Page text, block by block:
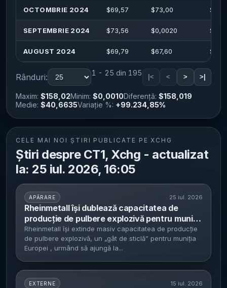
OCTOMBRIE 2024 $69,57 $73,00 $
SEPTEMBRIE 2024 $73,56 $0,0020 $
AUGUST 2024 $69,79 $67,60 $
Rânduri: 1 - 25 din 195 |< < > >|
Maxim: $158,02Minim: $0,0010Diferență: $158,019
Medie: $40,6635Variație %: +99.234,85%
CELE MAI NOI ȘTIRI PUBLICATE PE XCHG
Știri despre CT1, Xchg - actualizat
la: 25 iul. 2026, 16:05
APĂRARE 25 iul. 2026
Rheinmetall își dublează capacitatea de
producție de pulbere explozivă pentru muniție
- țintește circa 4.200 de tone pe an până în
2028, pe fondul deficitului european
Rheinmetall își extinde masiv capacitatea de producție
de pulbere explozivă, un „gât de sticlă” pentru muniția
Europei , urmând să ajungă la...
EXTERNE 15 iul. 2026